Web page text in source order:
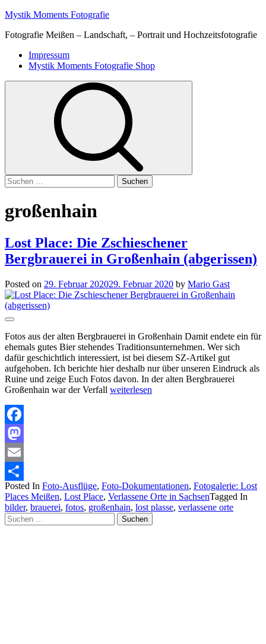
Skip
content
Mystik Moments Fotografie
Fotografie Meißen – Landschaft, – Portrait und Hochzeitsfotografie
Primary
Menu
Impressum
Mystik Moments Fotografie Shop
Suchen
nach:
großenhain
Lost Place: Die Zschieschener
Bergbrauerei in Großenhain (abgerissen)
Posted on 29. Februar 202029. Februar 2020 by Mario Gast
Fotos aus der alten Bergbrauerei in Großenhain Damit endete ein für
ehemals gutes Bier stehendes Traditionsunternehmen. Wer sich
dafür geschichtlich interessiert, ist bei diesem SZ-Artikel gut
aufgehoben. Ich berichte hier deshalb nur über unseren Eindruck als
Ruine und zeige Euch Fotos davon. In der alten Bergbrauerei
Großenhain war der Verfall weiterlesen
Facebook
Mastodon
Email
Teilen
Posted In Foto-Ausflüge, Foto-Dokumentationen, Fotogalerie: Lost
Places Meißen, Lost Place, Verlassene Orte in SachsenTagged In
bilder, brauerei, fotos, großenhain, lost plasse, verlassene orte
Suchen
nach: